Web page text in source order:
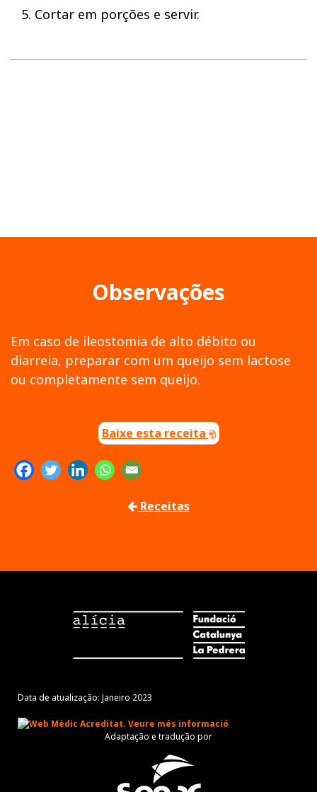
5. Cortar em porções e servir.
Observações
Em caso de ileostomia de alto débito ou
diarreia, preparar com um queijo sem lactose
ou completamente sem queijo.
Baixe esta receita
Receitas
Data de atualização: Janeiro 2023
Adaptação e tradução por